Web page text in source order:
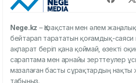
Nege.kz – Қазақстан мен әлем
бейтарап тарататын қоғамдық-саяси
ақпарат беріп қана қоймай, өзекті
сараптама мен арнайы зерттеулер
мазалаған басты сұрақтардың нақты
табыңыз.